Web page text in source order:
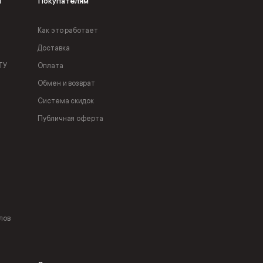
Как это работает
Доставка
Оплата
Обмен и возврат
Система скидок
Публичная оферта